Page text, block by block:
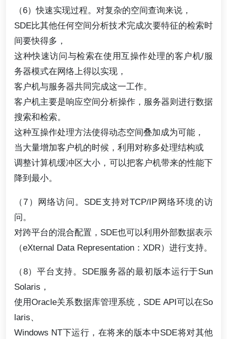
（6）快速实现过程。对复杂的空间查询来说，
SDE比其他任何空间分析技术完成次要特征的检索时
间要快得多，
这种快速访问与检索在使用互操作处理的客户机/服
务器模式在网络上得以实现，
客户机与服务器共同完成这一工作。
客户机主要是响应空间分析操作，服务器则进行数据
搜索和检索。
这种互操作处理方法使得动态空间叠加成为可能，
当大量增加客户机的时候，利用对称多处理结构或
调整计算机缓冲区大小，可以把客户机带来的性能下
降到最小。
（7）网络访问。SDE支持对TCP/IP网络环境的访
问。
对跨平台的混合配置，SDE也可以利用外部数据表示
（eXternal Data Representation：XDR）进行支持。
（8）平台支持。SDE服务器的最初版本运行于Sun
Solaris，
使用Oracle关系数据库管理系统，SDE API可以在So
laris、
Windows NT下运行，在将来的版本中SDE将对其他